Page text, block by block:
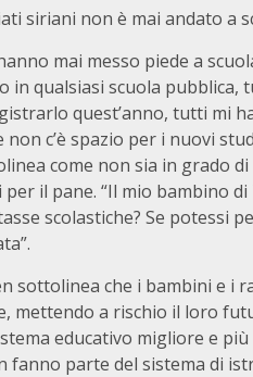
siriani non è mai andato a
mai messo piede a
in qualsiasi scuola
quest’anno, tutti mi
non c’è spazio per i nuovi
come non sia in grado
per il pane. “Il mio bambino
scolastiche? Se potessi
sottolinea che i bambini e i
mettendo a rischio il loro
educativo migliore e
fanno parte del sistema di